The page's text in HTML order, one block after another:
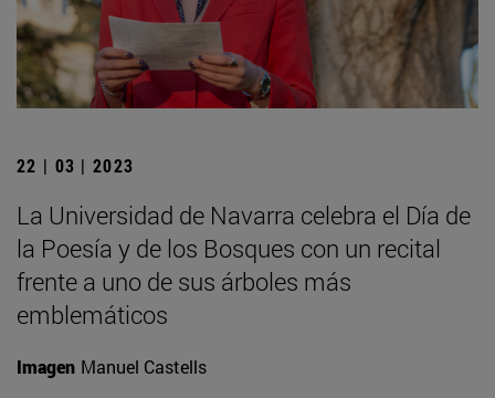
22 | 03 | 2023
La Universidad de Navarra celebra el Día de
la Poesía y de los Bosques con un recital
frente a uno de sus árboles más
emblemáticos
Imagen Manuel Castells